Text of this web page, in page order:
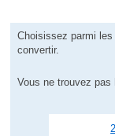
Choisissez parmi
convertir.
Vous ne trouvez pas